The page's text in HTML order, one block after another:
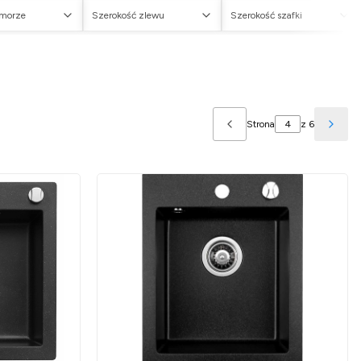
Szerokość zlewu Szerokość szafki
Poprzednie produkty
Strona z 6